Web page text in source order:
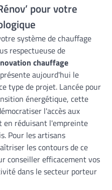
pour votre
système de chauffage
respectueuse de
chauffage
aujourd'hui le
type de projet. Lancée pour
énergétique, cette
l'accès aux
réduisant l'empreinte
Pour les artisans
les contours de ce
conseiller efficacement vos
dans le secteur porteur